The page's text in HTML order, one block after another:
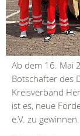
Ab dem 16. Mai
Botschafter des
Kreisverband
ist es, neue
e.V. zu gewinnen.